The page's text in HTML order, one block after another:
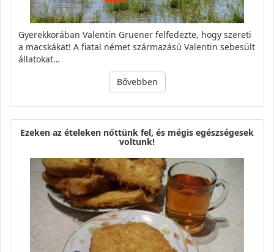
Gyerekkorában Valentin Gruener felfedezte, hogy szereti
a macskákat! A fiatal német származású Valentin sebesült
állatokat…
Bővebben
Ezeken az ételeken nőttünk fel, és mégis egészségesek
voltunk!